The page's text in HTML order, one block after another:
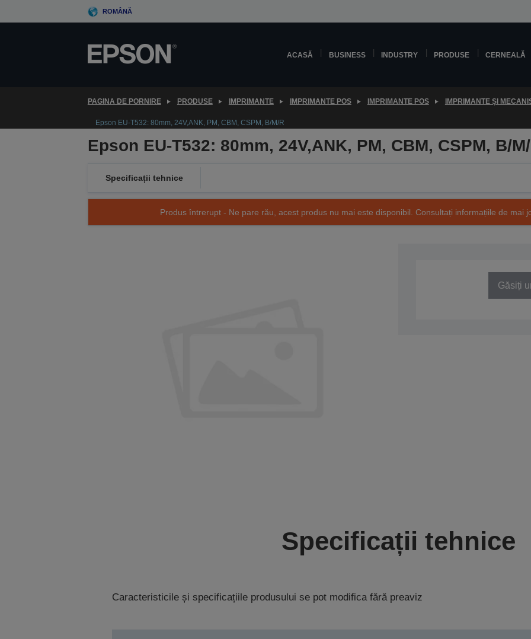
to
ROMÂNĂ
ACASĂ BUSINESS INDUSTRY PRODUSE CERNEALĂ
PAGINA DE PORNIRE PRODUSE IMPRIMANTE IMPRIMANTE POS IMPRIMANTE POS IMPRIMANTE ȘI
Epson EU-T532: 80mm, 24V,ANK, PM, CBM, CSPM, B/M/R
Epson EU-T532: 80mm, 24V,ANK, PM, CBM, CSPM, B/
Specificații tehnice
Produs întrerupt - Ne pare rău, acest produs nu mai este disponibil. Consultați informațiile de mai
Găsiți
Specificații tehnice
Caracteristicile și specificațiile produsului se pot modifica fără preaviz